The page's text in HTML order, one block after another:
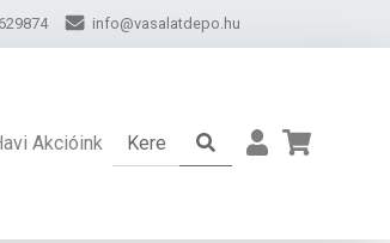
info@vasalatdepo.hu
Akcióink